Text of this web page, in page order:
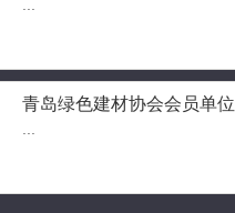
青岛绿色建材协会会员单位